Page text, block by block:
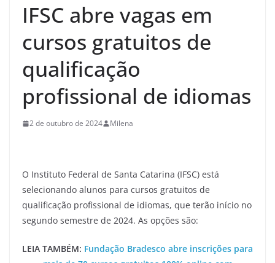
IFSC abre vagas em
cursos gratuitos de
qualificação
profissional de idiomas
2 de outubro de 2024 Milena
O Instituto Federal de Santa Catarina (IFSC) está
selecionando alunos para cursos gratuitos de
qualificação profissional de idiomas, que terão início no
segundo semestre de 2024. As opções são:
LEIA TAMBÉM: Fundação Bradesco abre inscrições para